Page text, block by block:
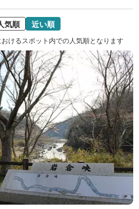
気順 近い順
けるスポット内での人気順となります